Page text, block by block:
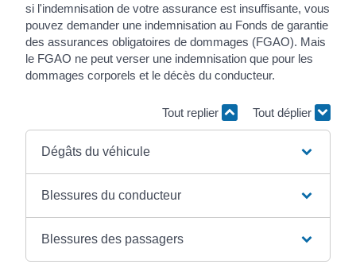
si l'indemnisation de votre assurance est insuffisante, vous
pouvez demander une indemnisation au Fonds de garantie
des assurances obligatoires de dommages (FGAO). Mais
le FGAO ne peut verser une indemnisation que pour les
dommages corporels et le décès du conducteur.
Tout replier Tout déplier
Dégâts du véhicule
Blessures du conducteur
Blessures des passagers